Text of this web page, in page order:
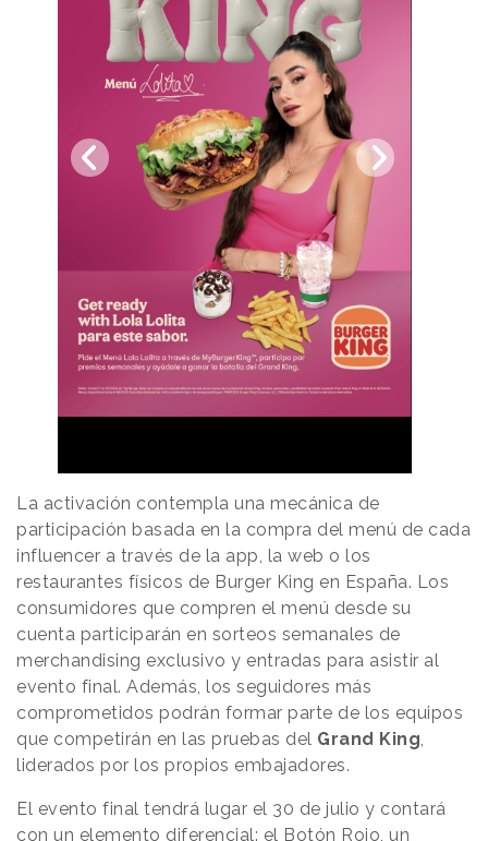
La activación contempla una mecánica de
participación basada en la compra del menú de cada
influencer a través de la app, la web o los
restaurantes físicos de Burger King en España. Los
consumidores que compren el menú desde su
cuenta participarán en sorteos semanales de
merchandising exclusivo y entradas para asistir al
evento final. Además, los seguidores más
comprometidos podrán formar parte de los equipos
que competirán en las pruebas del Grand King,
liderados por los propios embajadores.
El evento final tendrá lugar el 30 de julio y contará
con un elemento diferencial: el Botón Rojo, un